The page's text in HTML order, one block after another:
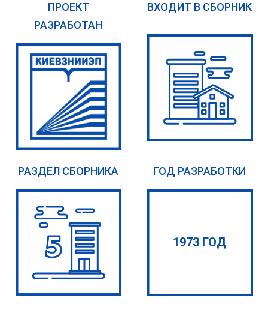
ПРОЕКТ
РАЗРАБОТАН
ВХОДИТ В СБОРНИК
РАЗДЕЛ СБОРНИКА ГОД РАЗРАБОТКИ
1973 ГОД